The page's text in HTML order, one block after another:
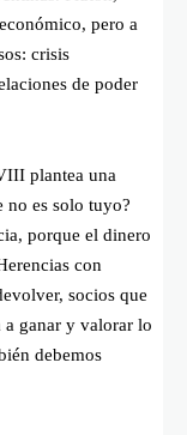
pero a
crisis
de poder
plantea una
no es solo tuyo?
porque el dinero
con
socios que
a ganar y valorar lo
debemos